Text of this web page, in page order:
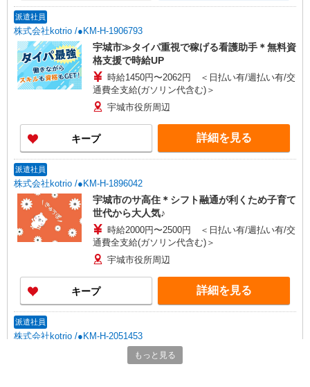
派遣社員
株式会社kotrio /●KM-H-1906793
宇城市≫タイパ重視で稼げる看護助手＊無料資
格支援で時給UP
時給1450円〜2062円 ＜日払い有/週払い有/交
通費全支給(ガソリン代含む)＞
宇城市役所周辺
キープ 詳細を見る
派遣社員
株式会社kotrio /●KM-H-1896042
宇城市のサ高住＊シフト融通が利くため子育て
世代から大人気♪
時給2000円〜2500円 ＜日払い有/週払い有/交
通費全支給(ガソリン代含む)＞
宇城市役所周辺
キープ 詳細を見る
派遣社員
株式会社kotrio /●KM-H-2051453
≪宇城市≫未経験・無資格から看護助手へ挑
戦！シフト相談OK♪
もっと見る